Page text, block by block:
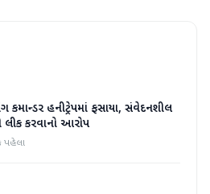
કમાન્ડર હનીટ્રેપમાં ફસાયા, સંવેદનશીલ
લીક કરવાનો આરોપ
પહેલા